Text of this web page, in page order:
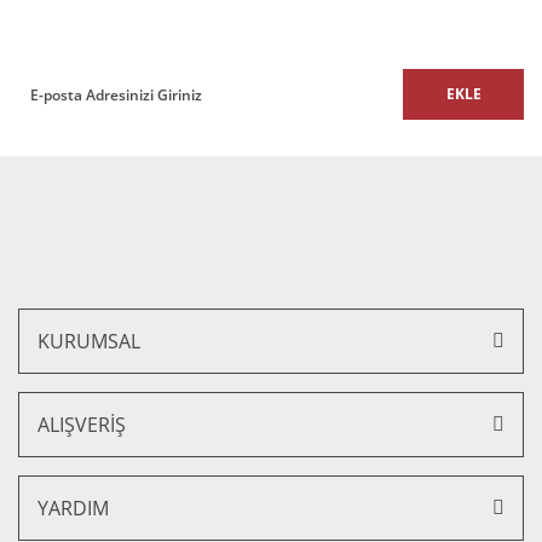
Steel İkili Ofis Büro Kanepe Steel Üçlü Ofis Büro Kanepe
EKLE
KURUMSAL
ALIŞVERİŞ
YARDIM